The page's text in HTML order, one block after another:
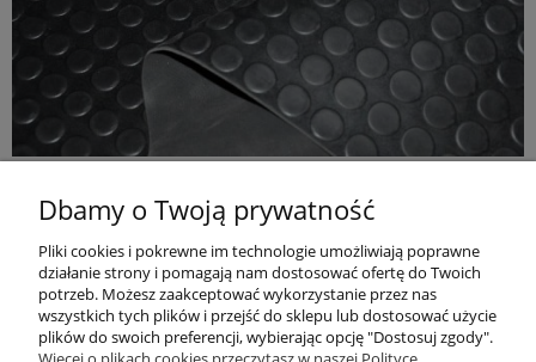
MATA WYKŁADZINA GUMOWA KÓŁKA GRUBOŚĆ 3MM
59,00 zł Do koszyka
Informacje
Dbamy o Twoją prywatność
Pliki cookies i pokrewne im technologie umożliwiają poprawne
działanie strony i pomagają nam dostosować ofertę do Twoich
potrzeb. Możesz zaakceptować wykorzystanie przez nas
wszystkich tych plików i przejść do sklepu lub dostosować użycie
plików do swoich preferencji, wybierając opcję "Dostosuj zgody".